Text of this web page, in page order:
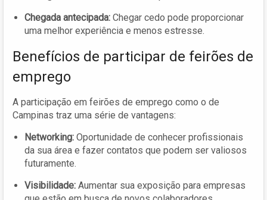
Chegada antecipada: Chegar cedo pode proporcionar
uma melhor experiência e menos estresse.
Benefícios de participar de feirões de
emprego
A participação em feirões de emprego como o de
Campinas traz uma série de vantagens:
Networking: Oportunidade de conhecer profissionais
da sua área e fazer contatos que podem ser valiosos
futuramente.
Visibilidade: Aumentar sua exposição para empresas